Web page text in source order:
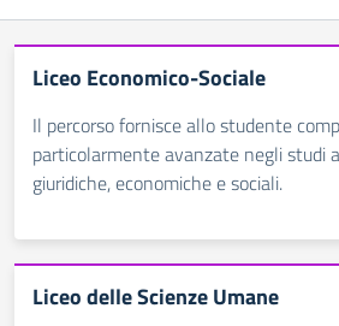
Liceo Economico-Sociale
Il percorso fornisce allo studente
particolarmente avanzate negli studi
giuridiche, economiche e sociali.
Liceo delle Scienze Umane